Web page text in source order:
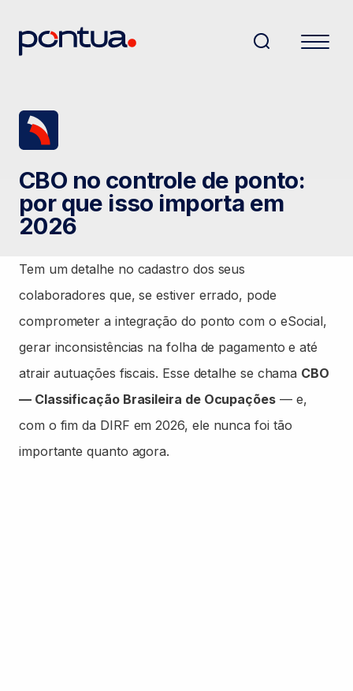
CBO no controle de ponto:
por que isso importa em
2026
Tem um detalhe no cadastro dos seus
colaboradores que, se estiver errado, pode
comprometer a integração do ponto com o eSocial,
gerar inconsistências na folha de pagamento e até
atrair autuações fiscais. Esse detalhe se chama CBO
— Classificação Brasileira de Ocupações— e,
com o fim da DIRF em 2026, ele nunca foi tão
importante quanto agora.